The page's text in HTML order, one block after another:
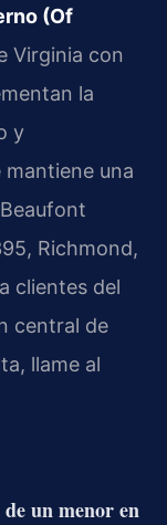
(Of
Virginia con
la
y
una
Richmond,
clientes del
central de
llame al
un menor en